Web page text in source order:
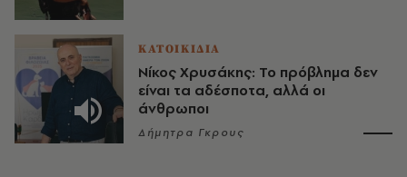
ΚΑΤΟΙΚΙΔΙΑ
Νίκος Χρυσάκης: Το πρόβλημα δεν
είναι τα αδέσποτα, αλλά οι
άνθρωποι
Δήμητρα Γκρους